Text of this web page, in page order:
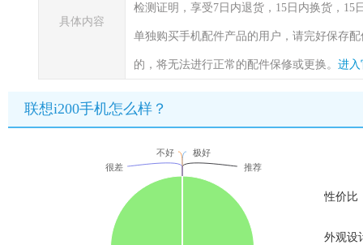
具体内容
检测证明，享受7日内退货，15日内换货，
单独购买手机配件产品的用户，请完好保存
的，将无法进行正常的配件保修或更换。 进入
联想i200手机怎么样？
极好
推荐
不好
很差
性价比
外观设